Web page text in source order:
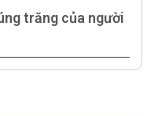
trăng của người